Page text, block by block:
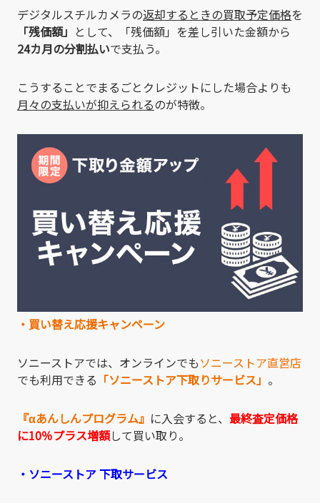
デジタルスチルカメラの返却するときの買取予定価格を
「残価額」 として、「残価額」を差し引いた金額から
24カ月の分割払いで支払う。
こうすることでまるごとクレジットにした場合よりも
月々の支払いが抑えられるのが特徴。
・買い替え応援キャンペーン
ソニーストアでは、オンラインでもソニーストア直営店
でも利用できる 「ソニーストア下取りサービス」 。
『αあんしんプログラム』 に入会すると、 最終査定価格
に10％プラス増額して買い取り。
・ ソニーストア 下取サービス